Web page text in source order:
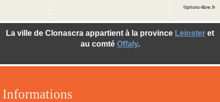
Informations
La ville de Clonascra appartient à la province Leinster et
au comté Offaly.
©photo-libre.fr